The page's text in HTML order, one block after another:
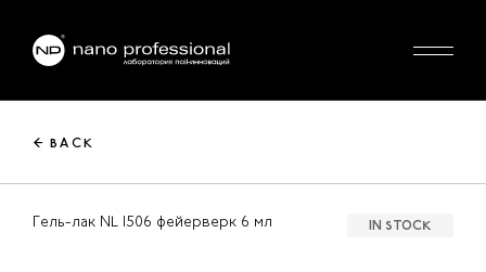
← BACK
Гель-лак NL 1506 фейерверк 6 мл IN STOCK